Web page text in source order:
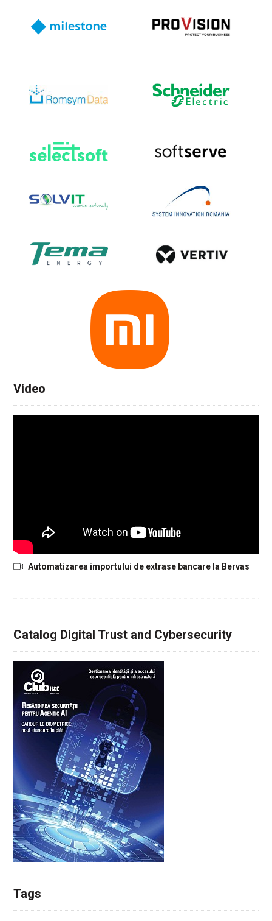
Video
Automatizarea importului de extrase bancare la Bervas
Catalog Digital Trust and Cybersecurity
Tags